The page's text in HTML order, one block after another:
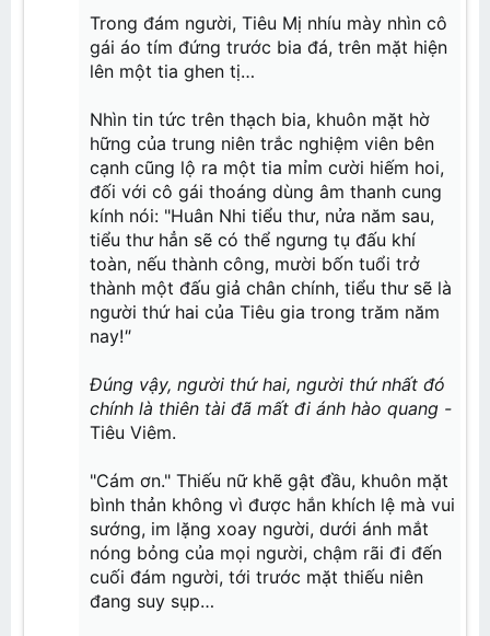
Trong đám người, Tiêu Mị nhíu mày nhìn cô
gái áo tím đứng trước bia đá, trên mặt hiện
lên một tia ghen tị…
Nhìn tin tức trên thạch bia, khuôn mặt hờ
hững của trung niên trắc nghiệm viên bên
cạnh cũng lộ ra một tia mỉm cười hiếm hoi,
đối với cô gái thoáng dùng âm thanh cung
kính nói: "Huân Nhi tiểu thư, nửa năm sau,
tiểu thư hẳn sẽ có thể ngưng tụ đấu khí
toàn, nếu thành công, mười bốn tuổi trở
thành một đấu giả chân chính, tiểu thư sẽ là
người thứ hai của Tiêu gia trong trăm năm
nay!"
Đúng vậy, người thứ hai, người thứ nhất đó
chính là thiên tài đã mất đi ánh hào quang -
Tiêu Viêm.
"Cám ơn." Thiếu nữ khẽ gật đầu, khuôn mặt
bình thản không vì được hắn khích lệ mà vui
sướng, im lặng xoay người, dưới ánh mắt
nóng bỏng của mọi người, chậm rãi đi đến
cuối đám người, tới trước mặt thiếu niên
đang suy sụp…